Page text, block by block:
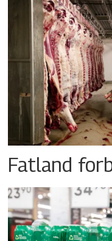
Fatland